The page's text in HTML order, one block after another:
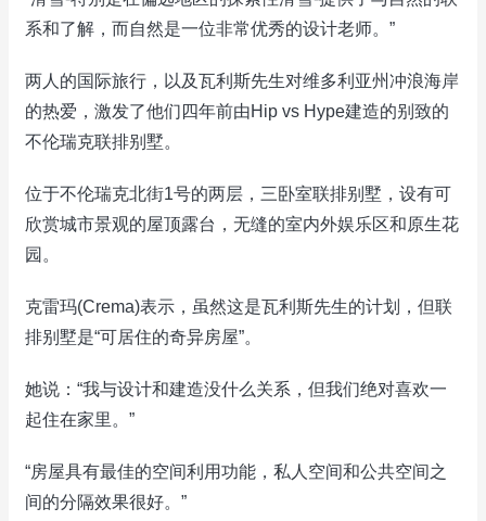
系和了解，而自然是一位非常优秀的设计老师。”
两人的国际旅行，以及瓦利斯先生对维多利亚州冲浪海岸
的热爱，激发了他们四年前由Hip vs Hype建造的别致的
不伦瑞克联排别墅。
位于不伦瑞克北街1号的两层，三卧室联排别墅，设有可
欣赏城市景观的屋顶露台，无缝的室内外娱乐区和原生花
园。
克雷玛(Crema)表示，虽然这是瓦利斯先生的计划，但联
排别墅是“可居住的奇异房屋”。
她说：“我与设计和建造没什么关系，但我们绝对喜欢一
起住在家里。”
“房屋具有最佳的空间利用功能，私人空间和公共空间之
间的分隔效果很好。”